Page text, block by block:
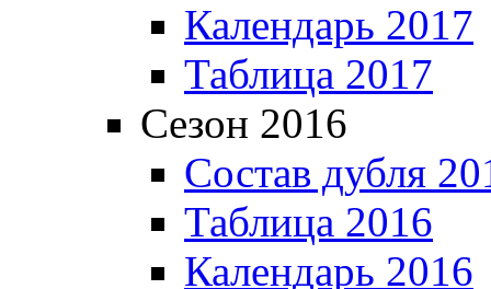
Календарь 2017
Таблица 2017
Сезон 2016
Состав дубля
Таблица 2016
Календарь 2016